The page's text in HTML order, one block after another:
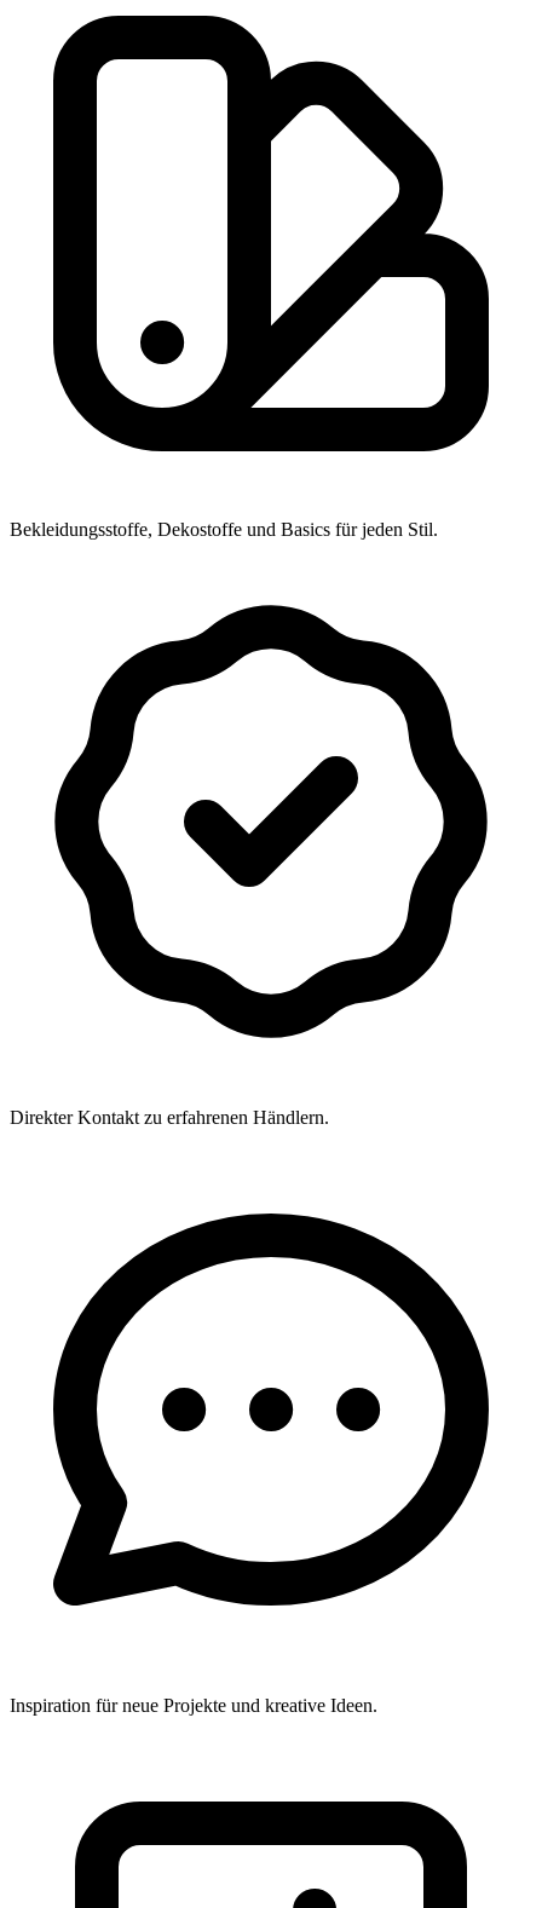
Bekleidungsstoffe, Dekostoffe und Basics für jeden Stil.
Direkter Kontakt zu erfahrenen Händlern.
Inspiration für neue Projekte und kreative Ideen.